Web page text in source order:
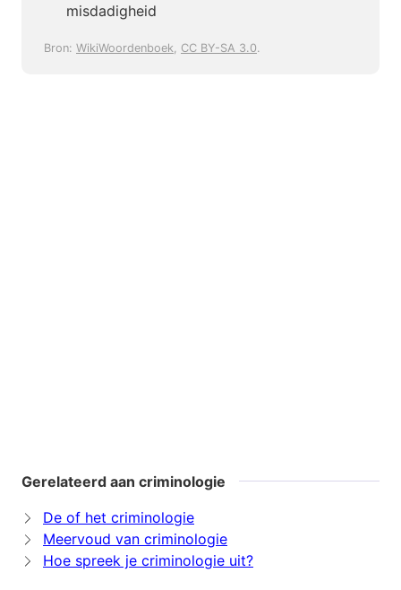
misdadigheid
Bron: WikiWoordenboek, CC BY-SA 3.0.
Gerelateerd aan criminologie
De of het criminologie
Meervoud van criminologie
Hoe spreek je criminologie uit?